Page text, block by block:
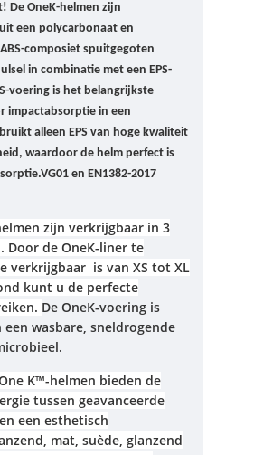
De OneK-helmen zijn
een polycarbonaat en
composiet spuitgegoten
in combinatie met een EPS-
voering is het belangrijkste
impactabsorptie in een
alleen EPS van hoge kwaliteit
waardoor de helm perfect is
VG01 en EN1382-2017
zijn verkrijgbaar in 3
Door de OneK-liner te
verkrijgbaar is van XS tot XL
kunt u de perfecte
De OneK-voering is
een wasbare, sneldrogende
K™-helmen bieden de
tussen geavanceerde
een esthetisch
mat, suède, glanzend